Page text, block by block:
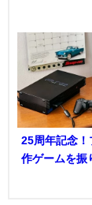
25周年記念！
作ゲームを振